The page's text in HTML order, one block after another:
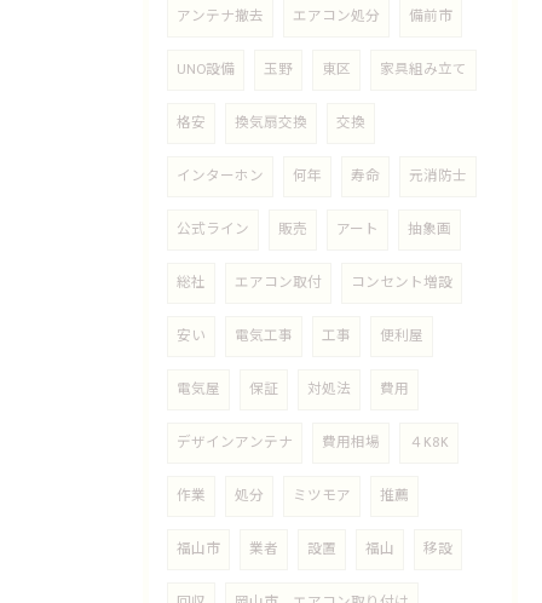
アンテナ撤去 エアコン処分 備前市
UNO設備 玉野 東区 家具組み立て
格安 換気扇交換 交換
インターホン 何年 寿命 元消防士
公式ライン 販売 アート 抽象画
総社 エアコン取付 コンセント増設
安い 電気工事 工事 便利屋
電気屋 保証 対処法 費用
デザインアンテナ 費用相場 ４K8K
作業 処分 ミツモア 推薦
福山市 業者 設置 福山 移設